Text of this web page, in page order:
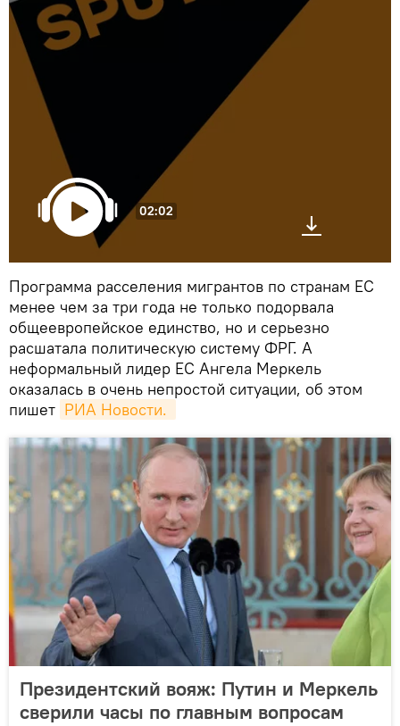
02:02
Программа расселения мигрантов по странам ЕС
менее чем за три года не только подорвала
общеевропейское единство, но и серьезно
расшатала политическую систему ФРГ. А
неформальный лидер ЕС Ангела Меркель
оказалась в очень непростой ситуации, об этом
пишет РИА Новости.
Президентский вояж: Путин и Меркель
сверили часы по главным вопросам